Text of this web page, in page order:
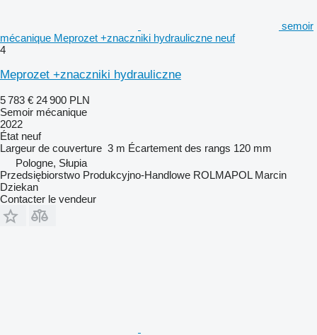
semoir
mécanique Meprozet +znaczniki hydrauliczne neuf
4
Meprozet +znaczniki hydrauliczne
5 783 € 24 900 PLN
Semoir mécanique
2022
État neuf
Largeur de couverture 3 m Écartement des rangs 120 mm
Pologne, Słupia
Przedsiębiorstwo Produkcyjno-Handlowe ROLMAPOL Marcin
Dziekan
Contacter le vendeur